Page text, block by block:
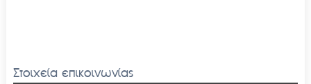
Στοιχεία επικοινωνίας